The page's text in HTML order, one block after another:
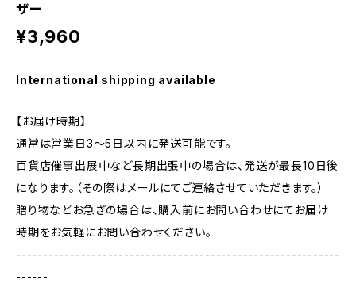
ザー
¥3,960
International shipping available
【お届け時期】
通常は営業日3〜5日以内に発送可能です。
百貨店催事出展中など長期出張中の場合は、発送が最長10日後
になります。（その際はメールにてご連絡させていただきます。）
贈り物などお急ぎの場合は、購入前にお問い合わせにてお届け
時期をお気軽にお問い合わせください。
------------------------------------------------------------
------